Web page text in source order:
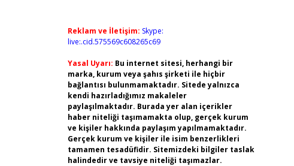
Reklam ve İletişim: Skype:
live:.cid.575569c608265c69
Yasal Uyarı: Bu internet sitesi, herhangi bir
marka, kurum veya şahıs şirketi ile hiçbir
bağlantısı bulunmamaktadır. Sitede yalnızca
kendi hazırladığımız makaleler
paylaşılmaktadır. Burada yer alan içerikler
haber niteliği taşımamakta olup, gerçek kurum
ve kişiler hakkında paylaşım yapılmamaktadır.
Gerçek kurum ve kişiler ile isim benzerlikleri
tamamen tesadüfidir. Sitemizdeki bilgiler taslak
halindedir ve tavsiye niteliği taşımazlar.